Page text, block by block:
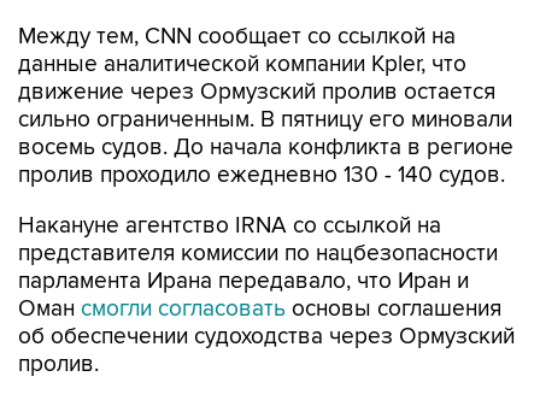
Между тем, CNN сообщает со ссылкой на
данные аналитической компании Kpler, что
движение через Ормузский пролив остается
сильно ограниченным. В пятницу его миновали
восемь судов. До начала конфликта в регионе
пролив проходило ежедневно 130 - 140 судов.
Накануне агентство IRNA со ссылкой на
представителя комиссии по нацбезопасности
парламента Ирана передавало, что Иран и
Оман смогли согласовать основы соглашения
об обеспечении судоходства через Ормузский
пролив.